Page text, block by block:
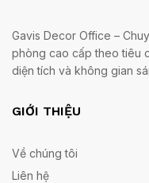
Gavis Decor Office –
phòng cao cấp theo tiêu
diện tích và không gian
GIỚI THIỆU
Về chúng tôi
Liên hệ